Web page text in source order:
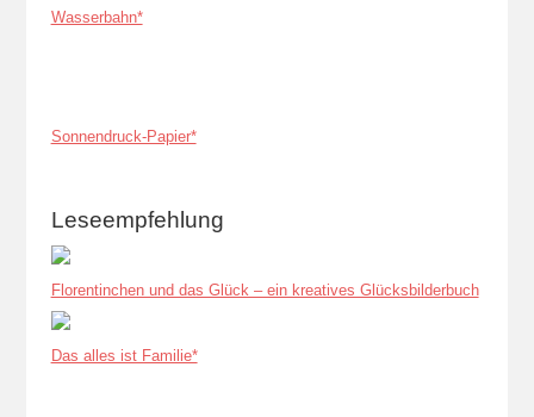
Wasserbahn*
Sonnendruck-Papier*
Leseempfehlung
Florentinchen und das Glück – ein kreatives Glücksbilderbuch
Das alles ist Familie*